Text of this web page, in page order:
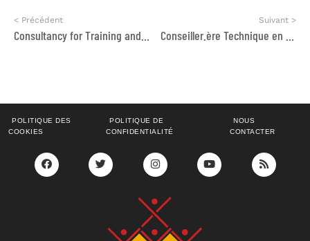
< Précédent Suivant >
POLITIQUE DES
COOKIES
POLITIQUE DE
CONFIDENTIALITÉ
NOUS
CONTACTER